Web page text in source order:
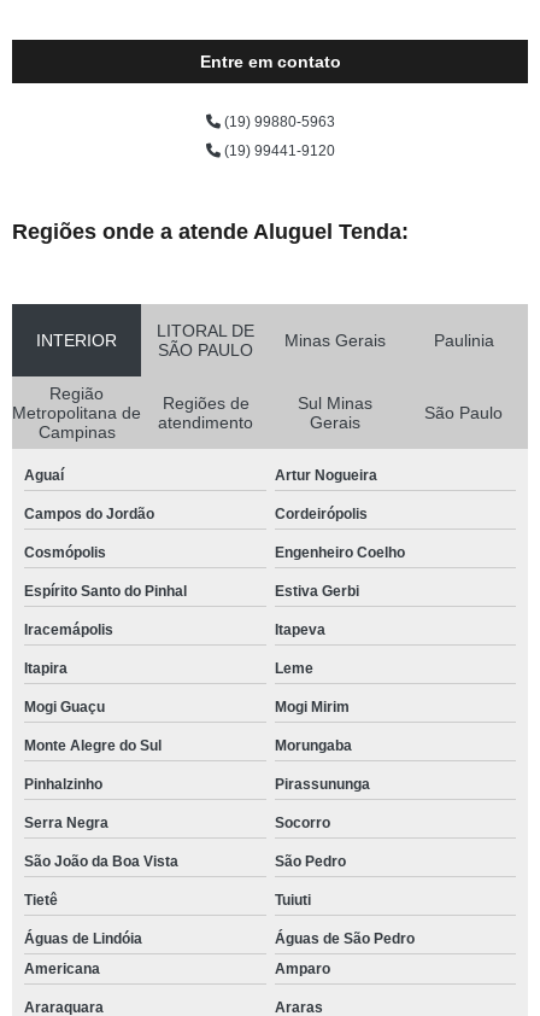
Entre em contato
(19) 99880-5963
(19) 99441-9120
Regiões onde a atende Aluguel Tenda:
INTERIOR
LITORAL DE
SÃO PAULO
Minas Gerais Paulinia
Região
Metropolitana de
Campinas
Regiões de
atendimento
Sul Minas
Gerais
São Paulo
Aguaí Artur Nogueira
Campos do Jordão Cordeirópolis
Cosmópolis Engenheiro Coelho
Espírito Santo do Pinhal Estiva Gerbi
Iracemápolis Itapeva
Itapira Leme
Mogi Guaçu Mogi Mirim
Monte Alegre do Sul Morungaba
Pinhalzinho Pirassununga
Serra Negra Socorro
São João da Boa Vista São Pedro
Tietê Tuiuti
Águas de Lindóia
Águas de São Pedro
Americana
Amparo
Araraquara Araras